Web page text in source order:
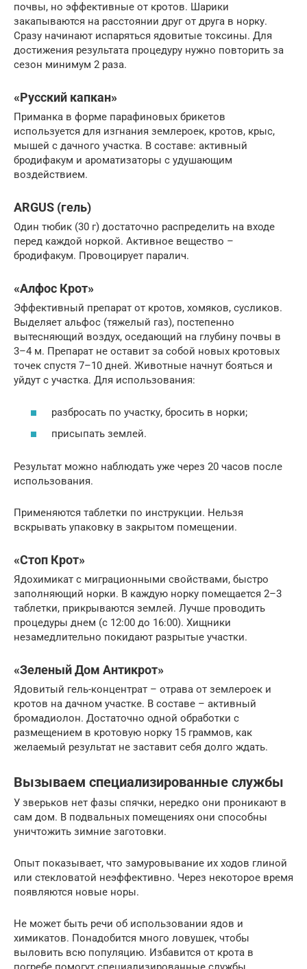
почвы, но эффективные от кротов. Шарики
закапываются на расстоянии друг от друга в норку.
Сразу начинают испаряться ядовитые токсины. Для
достижения результата процедуру нужно повторить за
сезон минимум 2 раза.
«Русский капкан»
Приманка в форме парафиновых брикетов
используется для изгнания землероек, кротов, крыс,
мышей с дачного участка. В составе: активный
бродифакум и ароматизаторы с удушающим
воздействием.
ARGUS (гель)
Один тюбик (30 г) достаточно распределить на входе
перед каждой норкой. Активное вещество –
бродифакум. Провоцирует паралич.
«Алфос Крот»
Эффективный препарат от кротов, хомяков, сусликов.
Выделяет альфос (тяжелый газ), постепенно
вытесняющий воздух, оседающий на глубину почвы в
3–4 м. Препарат не оставит за собой новых кротовых
точек спустя 7–10 дней. Животные начнут бояться и
уйдут с участка. Для использования:
разбросать по участку, бросить в норки;
присыпать землей.
Результат можно наблюдать уже через 20 часов после
использования.
Применяются таблетки по инструкции. Нельзя
вскрывать упаковку в закрытом помещении.
«Стоп Крот»
Ядохимикат с миграционными свойствами, быстро
заполняющий норки. В каждую норку помещается 2–3
таблетки, прикрываются землей. Лучше проводить
процедуры днем (с 12:00 до 16:00). Хищники
незамедлительно покидают разрытые участки.
«Зеленый Дом Антикрот»
Ядовитый гель-концентрат – отрава от землероек и
кротов на дачном участке. В составе – активный
бромадиолон. Достаточно одной обработки с
размещением в кротовую норку 15 граммов, как
желаемый результат не заставит себя долго ждать.
Вызываем специализированные службы
У зверьков нет фазы спячки, нередко они проникают в
сам дом. В подвальных помещениях они способны
уничтожить зимние заготовки.
Опыт показывает, что замуровывание их ходов глиной
или стекловатой неэффективно. Через некоторое время
появляются новые норы.
Не может быть речи об использовании ядов и
химикатов. Понадобится много ловушек, чтобы
выловить всю популяцию. Избавится от крота в